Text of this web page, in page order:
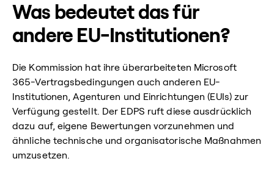
Was bedeutet das für
andere EU-Institutionen?
Die Kommission hat ihre überarbeiteten Microsoft
365-Vertragsbedingungen auch anderen EU-
Institutionen, Agenturen und Einrichtungen (EUIs) zur
Verfügung gestellt. Der EDPS ruft diese ausdrücklich
dazu auf, eigene Bewertungen vorzunehmen und
ähnliche technische und organisatorische Maßnahmen
umzusetzen.